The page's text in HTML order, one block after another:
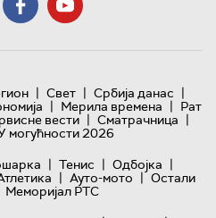
| Свет | Србија данас |
| Мерила времена | Рат
вести | Сматрачница |
могућности 2026
| Тенис | Одбојка |
| Ауто-мото | Остали
Меморијал РТС